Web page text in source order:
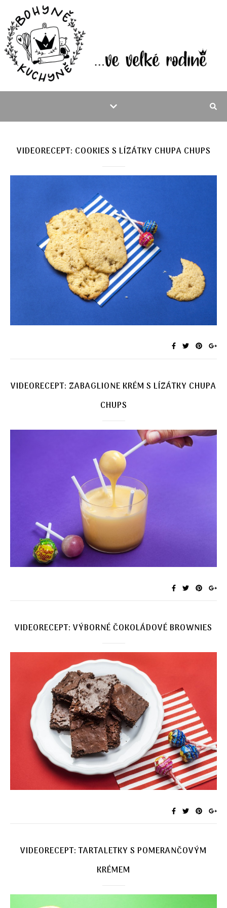
VIDEORECEPT: COOKIES S LÍZÁTKY CHUPA CHUPS
VIDEORECEPT: ZABAGLIONE KRÉM S LÍZÁTKY CHUPA
CHUPS
VIDEORECEPT: VÝBORNÉ ČOKOLÁDOVÉ BROWNIES
VIDEORECEPT: TARTALETKY S POMERANČOVÝM
KRÉMEM